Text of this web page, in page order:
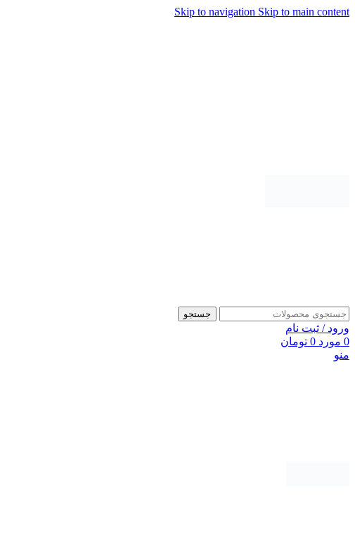
Skip to navigation Skip to main content
جستجو
ورود / ثبت نام
0 مورد 0 تومان
منو